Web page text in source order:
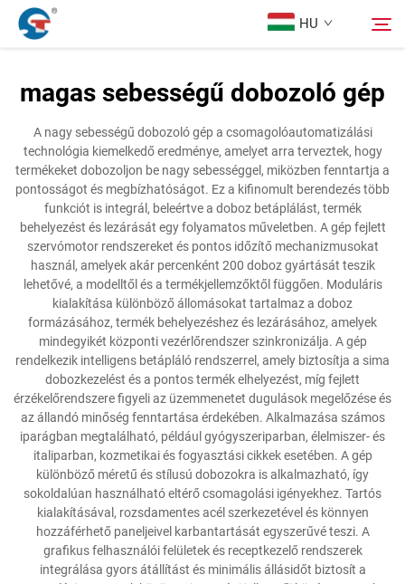
HU
Rólunk
Termékek
Tervezési Eset
Szolgáltatás
Hírek
Kapcsolat
Keresés
magas sebességű dobozoló gép
A nagy sebességű dobozoló gép a csomagolóautomatizálási
technológia kiemelkedő eredménye, amelyet arra terveztek, hogy
termékeket dobozoljon be nagy sebességgel, miközben fenntartja a
pontosságot és megbízhatóságot. Ez a kifinomult berendezés több
funkciót is integrál, beleértve a doboz betáplálást, termék
behelyezést és lezárását egy folyamatos műveletben. A gép fejlett
szervómotor rendszereket és pontos időzítő mechanizmusokat
használ, amelyek akár percenként 200 doboz gyártását teszik
lehetővé, a modelltől és a termékjellemzőktől függően. Moduláris
kialakítása különböző állomásokat tartalmaz a doboz
formázásához, termék behelyezéshez és lezárásához, amelyek
mindegyikét központi vezérlőrendszer szinkronizálja. A gép
rendelkezik intelligens betápláló rendszerrel, amely biztosítja a sima
dobozkezelést és a pontos termék elhelyezést, míg fejlett
érzékelőrendszere figyeli az üzemmenetet dugulások megelőzése és
az állandó minőség fenntartása érdekében. Alkalmazása számos
iparágban megtalálható, például gyógyszeriparban, élelmiszer- és
italiparban, kozmetikai és fogyasztási cikkek esetében. A gép
különböző méretű és stílusú dobozokra is alkalmazható, így
sokoldalúan használható eltérő csomagolási igényekhez. Tartós
kialakításával, rozsdamentes acél szerkezetével és könnyen
hozzáférhető paneljeivel karbantartását egyszerűvé teszi. A
grafikus felhasználói felületek és receptkezelő rendszerek
integrálása gyors átállítást és minimális állásidőt biztosít a